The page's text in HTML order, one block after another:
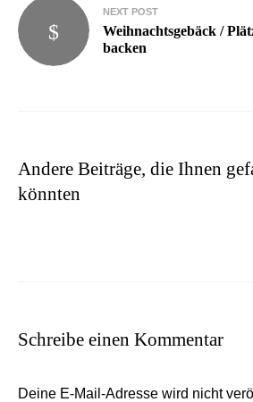
NEXT POST
Weihnachtsgebäck /
backen
Andere Beiträge, die Ihnen
könnten
Schreibe einen Kommentar
Deine E-Mail-Adresse wird nicht